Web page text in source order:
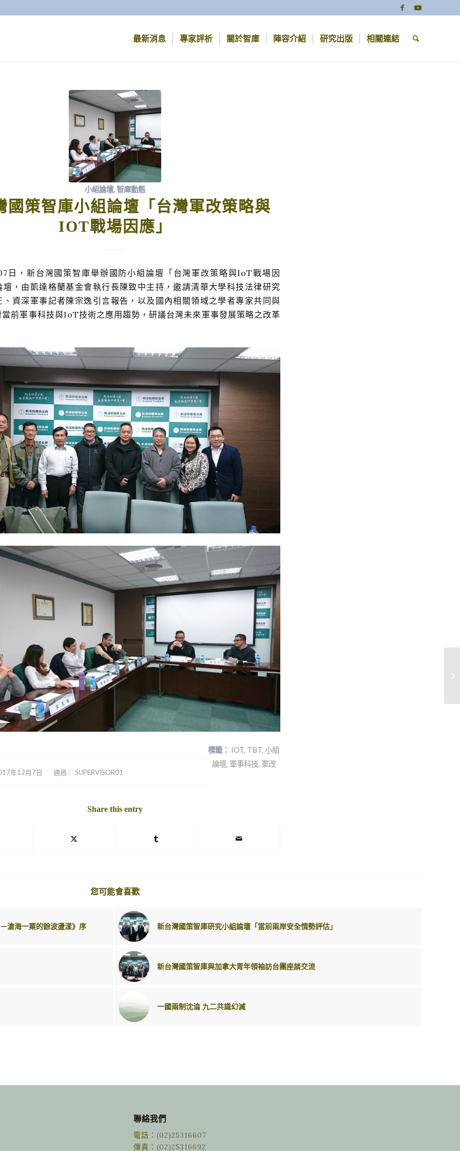
最新消息 專家評析 關於智庫 陣容介紹 研究出版 相關連結
小組論壇,智庫動態
國策智庫小組論壇「台灣軍改策略與
IOT戰場因應」
日，新台灣國策智庫舉辦國防小組論壇「台灣軍改策略與IoT戰場因
壇，由凱達格蘭基金會執行長陳致中主持，邀請清華大學科技法律研究
、資深軍事記者陳宗逸引言報告，以及國內相關領域之學者專家共同與
前軍事科技與IoT技術之應用趨勢，研議台灣未來軍事發展策略之改革
年12月7日
/ 通過： SUPERVISOR01
標籤： IOT, TBT,小組
論壇, 軍事科技, 軍改
Share this entry
您可能會喜歡
滄海一粟的餘波盪漾》序 新台灣國策智庫研究小組論壇「當前兩岸安全情勢評估」
新台灣國策智庫與加拿大青年領袖訪台團座談交流
一國兩制沈淪 九二共識幻滅
聯絡我們
電話：(02)25316607
傳真：(02)25316692